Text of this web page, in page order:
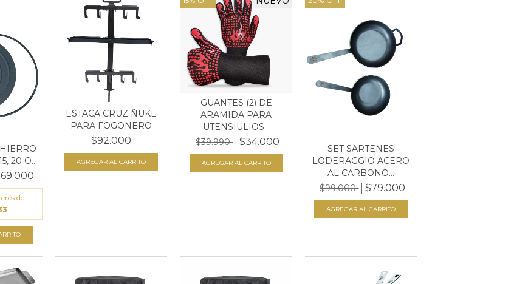
20 O...
de
ESTACA CRUZ ÑUKE
PARA FOGONERO
$92.000
GUANTES (2) DE
ARAMIDA PARA
UTENSIULIOS...
$39.990
$34.000
SET SARTENES
LODERAGGIO ACERO
AL CARBONO...
$99.000
$79.000
AGREGAR AL CARRITO